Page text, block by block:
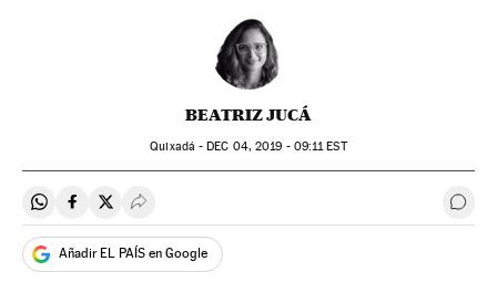
BEATRIZ JUCÁ
Quixadá -DEC 04, 2019 - 09:11EST
Compartir en Whatsapp
Compartir en Facebook
Compartir en Twitter
Desplegar Redes Sociales
Añadir EL PAÍS en Google